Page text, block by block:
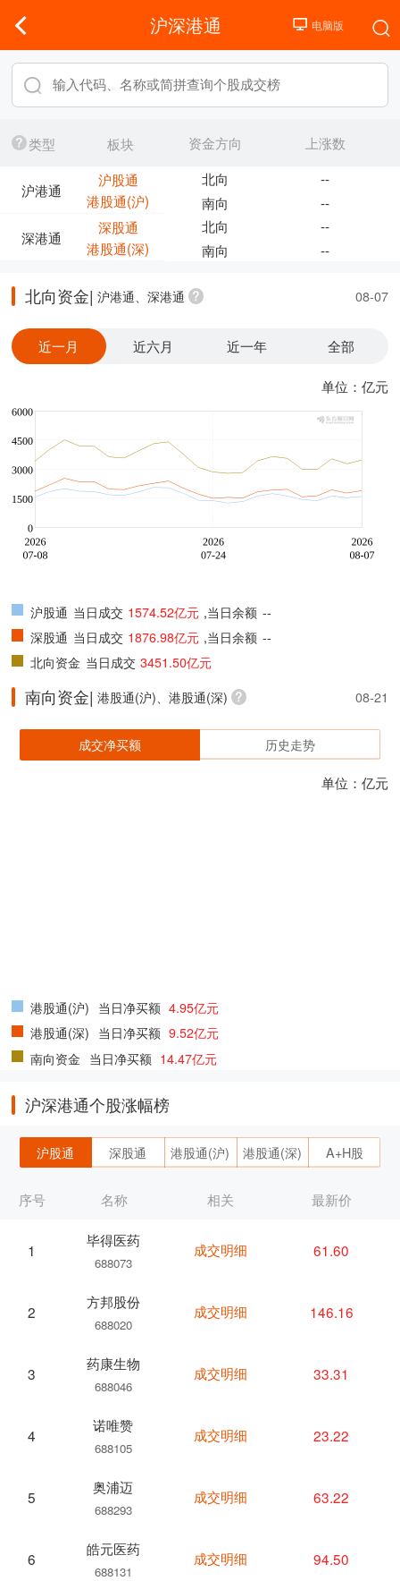
沪深港通
类型 板块
沪港通
沪股通
港股通(沪)
深港通
深股通
港股通(深)
资金方向
上涨数
北向
--
南向
--
北向
--
南向
--
北向资金| 沪港通、深港通 08-07
近一月 近六月 近一年 全部
单位：亿元
沪股通 当日成交 1574.52亿元 ,当日余额 --
深股通 当日成交 1876.98亿元 ,当日余额 --
北向资金 当日成交 3451.50亿元
南向资金| 港股通(沪)、港股通(深) 08-21
成交净买额 历史走势
单位：亿元
港股通(沪) 当日净买额 4.95亿元
港股通(深) 当日净买额 9.52亿元
南向资金 当日净买额 14.47亿元
沪深港通个股涨幅榜
沪股通 深股通 港股通(沪) 港股通(深) A+H股
序号 名称
1
毕得医药
688073
2
方邦股份
688020
3
药康生物
688046
4
诺唯赞
688105
5
奥浦迈
688293
6
皓元医药
688131
相关 最新价
成交明细 61.60
成交明细 146.16
成交明细 33.31
成交明细 23.22
成交明细 63.22
成交明细 94.50